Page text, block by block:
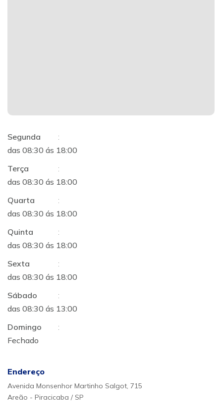
Segunda
:
das 08:30 ás 18:00
Terça
:
das 08:30 ás 18:00
Quarta
:
das 08:30 ás 18:00
Quinta
:
das 08:30 ás 18:00
Sexta
:
das 08:30 ás 18:00
Sábado
:
das 08:30 ás 13:00
Domingo
:
Fechado
Endereço
Avenida Monsenhor Martinho Salgot, 715
Areão - Piracicaba / SP